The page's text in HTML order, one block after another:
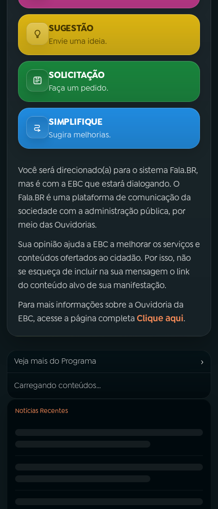
SUGESTÃO
Envie uma ideia.
SOLICITAÇÃO
Faça um pedido.
SIMPLIFIQUE
Sugira melhorias.
Você será direcionado(a) para o sistema Fala.BR,
mas é com a EBC que estará dialogando. O
Fala.BR é uma plataforma de comunicação da
sociedade com a administração pública, por
meio das Ouvidorias.
Sua opinião ajuda a EBC a melhorar os serviços e
conteúdos ofertados ao cidadão. Por isso, não
se esqueça de incluir na sua mensagem o link
do conteúdo alvo de sua manifestação.
Para mais informações sobre a Ouvidoria da
EBC, acesse a página completa Clique aqui.
Veja mais do Programa ›
Carregando conteúdos...
Notícias Recentes